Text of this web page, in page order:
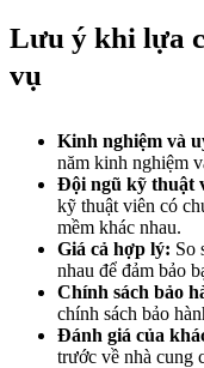
Lưu ý khi lựa
vụ
Kinh nghiệm và
năm kinh nghiệm
Đội ngũ kỹ thuật
kỹ thuật viên có
mềm khác nhau.
Giá cả hợp lý: So
nhau để đảm bảo
Chính sách bảo
chính sách bảo
Đánh giá của
trước về nhà cung